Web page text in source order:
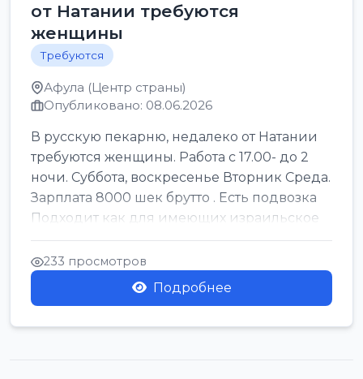
от Натании требуются
женщины
Требуются
Афула (Центр страны)
Опубликовано: 08.06.2026
В русскую пекарню, недалеко от Натании
требуются женщины. Работа с 17.00- до 2
ночи. Суббота, воскресенье Вторник Среда.
Зарплата 8000 шек брутто . Есть подвозка
Подходит как для имеющих израильское
г...
233 просмотров
Подробнее